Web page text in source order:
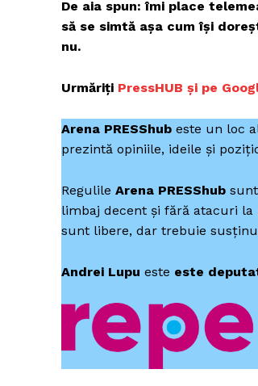
De aia spun: îmi place
să se simtă așa cum își
nu.
Urmăriți PressHUB și pe
Arena PRESShub este un loc
prezintă opiniile, ideile și
Regulile Arena PRESShub
limbaj decent și fără atacuri la
sunt libere, dar trebuie
Andrei Lupu este este